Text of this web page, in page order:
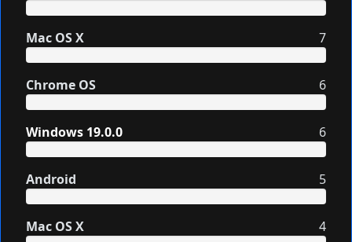
Mac OS X 7
Chrome OS 6
Windows 19.0.0 6
Android 5
Mac OS X 4